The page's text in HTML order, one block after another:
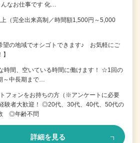
なお仕事です 化…
（完全出来高制／時間額1,500円～5,000
望の地域でオシゴトできます♪ お気軽にご
時間、空いている時間に働けます！ ☆1回の
～中長期まで…
フォンをお持ちの方（※アンケートに必要
験者大歓迎！ ◎20代、30代、40代、50代の
◎年齢不問
詳細を見る